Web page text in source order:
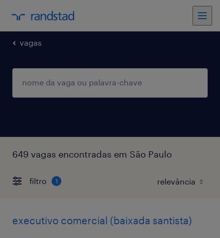
vagas
649 vagas encontradas em São Paulo
filtro 1
executivo comercial (baixada santista)